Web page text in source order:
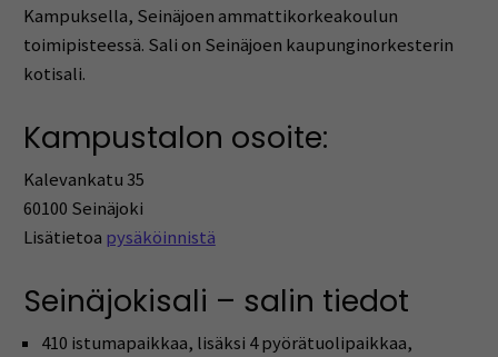
Kampuksella, Seinäjoen ammattikorkeakoulun
toimipisteessä. Sali on Seinäjoen kaupunginorkesterin
kotisali.
Kampustalon osoite:
Kalevankatu 35
60100 Seinäjoki
Lisätietoa pysäköinnistä
Seinäjokisali – salin tiedot
410 istumapaikkaa, lisäksi 4 pyörätuolipaikkaa,